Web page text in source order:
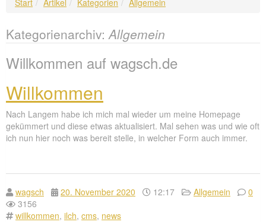
Start Artikel Kategorien Allgemein
Kategorienarchiv:Allgemein
Willkommen auf wagsch.de
Willkommen
Nach Langem habe ich mich mal wieder um meine Homepage
gekümmert und diese etwas aktualisiert. Mal sehen was und wie oft
ich nun hier noch was bereit stelle, in welcher Form auch immer.
wagsch 20. November 2020 12:17 Allgemein
0
3156
willkommen, ilch, cms, news